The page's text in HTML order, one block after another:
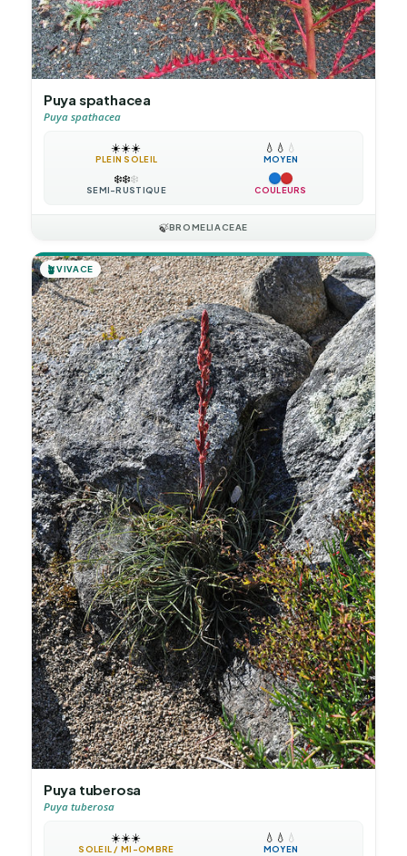
Puya spathacea
Puya spathacea
☀️☀️☀️
PLEIN SOLEIL
💧 💧 💧
MOYEN
❄️❄️❄️
SEMI-RUSTIQUE COULEURS
🍃BROMELIACEAE
🪴VIVACE
Puya tuberosa
Puya tuberosa
☀️☀️☀️
SOLEIL / MI-OMBRE
💧 💧 💧
MOYEN